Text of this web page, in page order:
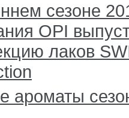
сезоне
OPI
лаков
ароматы